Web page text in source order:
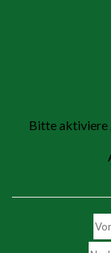
Bitte aktiviere